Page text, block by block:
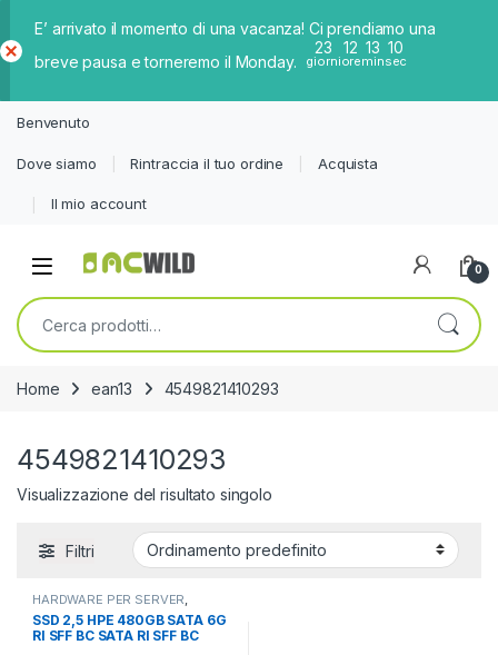
E’ arrivato il momento di una vacanza! Ci prendiamo una
breve pausa e torneremo il Monday.
23
giorni
12
ore
13
min
10
sec
iud
Benvenuto
Dove siamo Rintraccia il tuo ordine Acquista
Il mio account
0
Cerca:
Home ean13 4549821410293
4549821410293
Visualizzazione del risultato singolo
Filtri
HARDWARE PER SERVER,
SERVER,STORAGE
SSD 2,5 HPE 480GB SATA 6G
RI SFF BC SATA RI SFF BC